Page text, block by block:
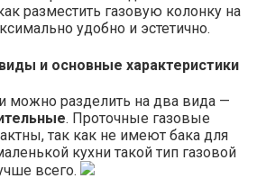
разместить газовую колонку на
удобно и эстетично.
и основные характеристики
можно разделить на два вида —
. Проточные газовые
так как не имеют бака для
кухни такой тип газовой
всего.